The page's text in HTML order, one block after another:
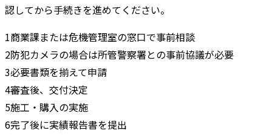
認してから手続きを進めてください。
1商業課または危機管理室の窓口で事前相談
2防犯カメラの場合は所管警察署との事前協議が必要
3必要書類を揃えて申請
4審査後、交付決定
5施工・購入の実施
6完了後に実績報告書を提出